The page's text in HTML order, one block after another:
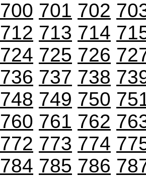
700 701 702
712 713 714
724 725 726
736 737 738
748 749 750
760 761 762
772 773 774
784 785 786